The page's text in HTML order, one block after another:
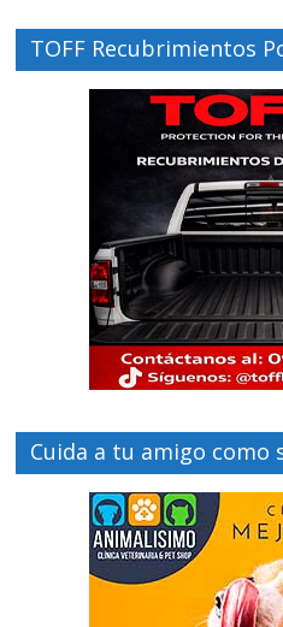
TOFF Recubrimientos
Cuida a tu amigo como